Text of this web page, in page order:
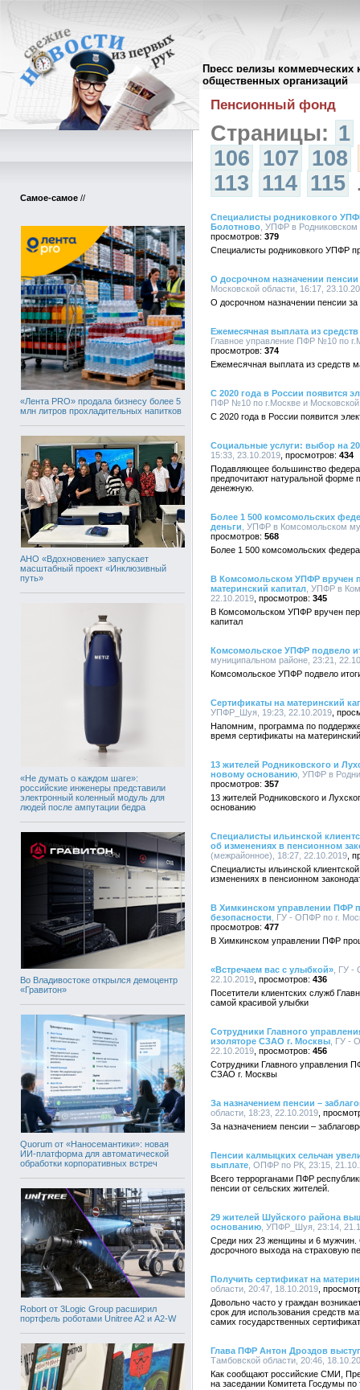
Пресс релизы коммерческих
общественных организаций
Самое-самое //
«Лента PRO» продала бизнесу более 5
млн литров прохладительных напитков
АНО «Вдохновение» запускает
масштабный проект «Инклюзивный
путь»
«Не думать о каждом шаге»:
российские инженеры представили
электронный коленный модуль для
людей после ампутации бедра
Во Владивостоке открылся демоцентр
«Гравитон»
Quorum от «Наносемантики»: новая
ИИ-платформа для автоматической
обработки корпоративных встреч
Robort от 3Logic Group расширил
портфель роботами Unitree A2 и A2-W
Архив пресс-релизов//
Пенсионный фонд
Страницы: 1
106 107 108
113 114 115
Специалисты родниковкого
Болотново , УПФР в
379
Специалисты родниковкого УПФР
О досрочном назначении
Московской области, 16:17,
О досрочном назначении пенсии
Ежемесячная выплата из
Главное управление ПФР №10 по
374
Ежемесячная выплата из средств
С 2020 года в России появится
ПФР №10 по г.Москве и Московской
С 2020 года в России появится
Социальные услуги: выбор на
15:33, 23.10.2019
434
Подавляющее большинство
предпочитают натуральной форме
денежную.
Более 1 500 комсомольских
деньги , УПФР в Комсомольском
568
Более 1 500 комсомольских
В Комсомольском УПФР вручен
материнский капитал , УПФР в
22.10.2019
345
В Комсомольском УПФР вручен
капитал
Комсомольское УПФР подвело
муниципальном районе, 23:21,
Комсомольское УПФР подвело
Сертификаты на материнский
УПФР_Шуя, 19:23, 22.10.2019
Напомним, программа по
время сертификаты на
13 жителей Родниковского и
новому основанию , УПФР в
357
13 жителей Родниковского и
основанию
Специалисты ильинской
об изменениях в пенсионном
(межрайонное), 18:27, 22.10.2019
Специалисты ильинской
изменениях в пенсионном
В Химкинском управлении ПФР
безопасности , ГУ - ОПФР по г.
477
В Химкинском управлении ПФР
«Встречаем вас с улыбкой» , ГУ -
22.10.2019
436
Посетители клиентских служб
самой красивой улыбки
Сотрудники Главного
изоляторе СЗАО г. Москвы , ГУ -
22.10.2019
456
Сотрудники Главного управления
СЗАО г. Москвы
За назначением пенсии –
области, 18:23, 22.10.2019
За назначением пенсии –
Пенсии калмыцких сельчан
выплате , ОПФР по РК, 23:15,
Всего террорганами ПФР
пенсии от сельских жителей.
29 жителей Шуйского района
основанию , УПФР_Шуя, 23:14,
Среди них 23 женщины и 6 мужчин.
досрочного выхода на страховую
Получить сертификат на
области, 20:47, 18.10.2019
Довольно часто у граждан
срок для использования средств
самих государственных
Глава ПФР Антон Дроздов
Тамбовской области, 20:46,
Как сообщают российские СМИ,
на заседании Комитета Госдумы по